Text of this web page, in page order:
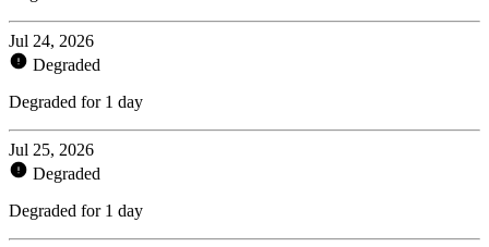
Jul 24, 2026
Degraded
Degraded for 1 day
Jul 25, 2026
Degraded
Degraded for 1 day